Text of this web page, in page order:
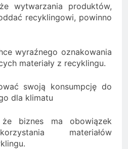
wytwarzania produktów,
recyklingowi, powinno
wyraźnego oznakowania
materiały z recyklingu.
swoją konsumpcję do
dla klimatu
biznes ma obowiązek
materiałów